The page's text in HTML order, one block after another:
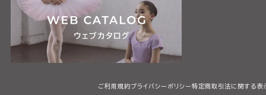
ご利用規約プライバシーポリシー特定商取引法に関する表